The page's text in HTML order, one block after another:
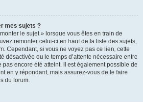
mes sujets ?
le sujet » lorsque vous êtes en train de
remonter celui-ci en haut de la liste des sujets,
Cependant, si vous ne voyez pas ce lien, cette
désactivée ou le temps d’attente nécessaire entre
pas encore été atteint. Il est également possible de
en y répondant, mais assurez-vous de le faire
du forum.